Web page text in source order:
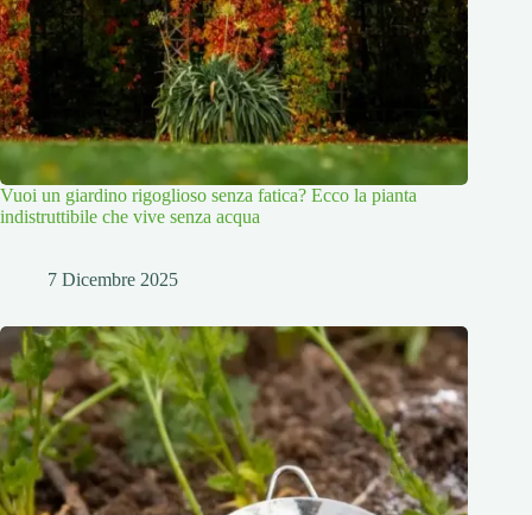
Vuoi un giardino rigoglioso senza fatica? Ecco la pianta
indistruttibile che vive senza acqua
7 Dicembre 2025